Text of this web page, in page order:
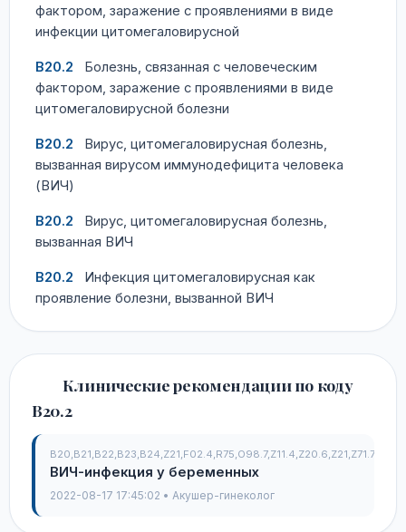
фактором, заражение с проявлениями в виде
инфекции цитомегаловирусной
B20.2
Болезнь, связанная с человеческим
фактором, заражение с проявлениями в виде
цитомегаловирусной болезни
B20.2
Вирус, цитомегаловирусная болезнь,
вызванная вирусом иммунодефицита человека
(ВИЧ)
B20.2
Вирус, цитомегаловирусная болезнь,
вызванная ВИЧ
B20.2
Инфекция цитомегаловирусная как
проявление болезни, вызванной ВИЧ
Клинические рекомендации по коду
B20.2
B20,B21,B22,B23,B24,Z21,F02.4,R75,O98.7,Z11.4,Z20.6,Z21,Z71.7,Z83
ВИЧ-инфекция у беременных
2022-08-17 17:45:02 • Акушер-гинеколог